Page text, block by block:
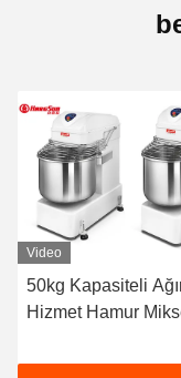
Video
50kg Kapasiteli
Hizmet Hamur
Endüstriyel Spiral